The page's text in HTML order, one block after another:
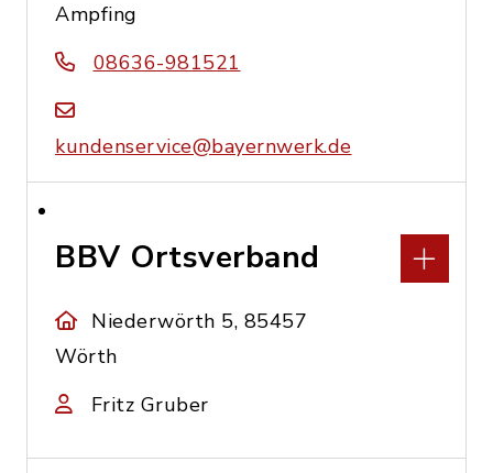
Ampfing
08636-981521
kundenservice@bayernwerk.de
BBV Ortsverband
Niederwörth 5, 85457
Wörth
Fritz Gruber